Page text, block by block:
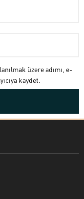
üzere adımı, e-
kaydet.